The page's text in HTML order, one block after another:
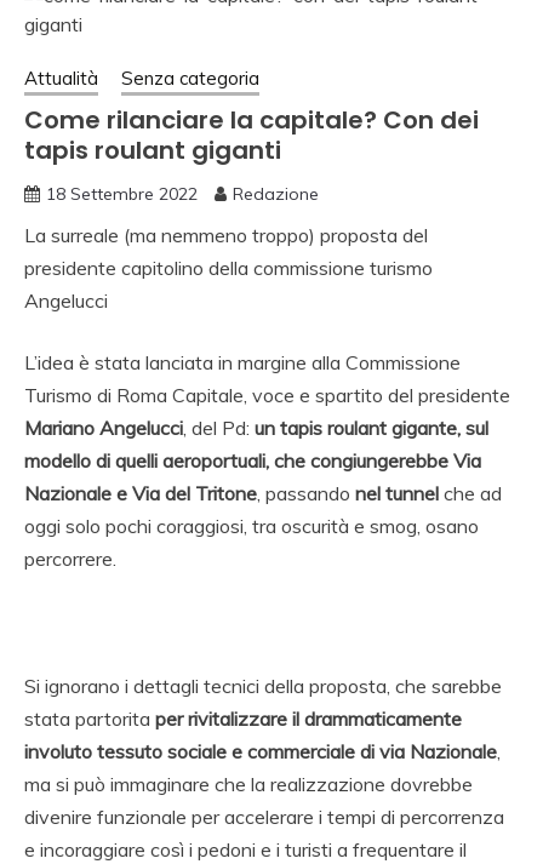
Attualità Senza categoria
Come rilanciare la capitale? Con dei
tapis roulant giganti
18 Settembre 2022 Redazione
La surreale (ma nemmeno troppo) proposta del
presidente capitolino della commissione turismo
Angelucci
L’idea è stata lanciata in margine alla Commissione
Turismo di Roma Capitale, voce e spartito del presidente
Mariano Angelucci, del Pd: un tapis roulant gigante, sul
modello di quelli aeroportuali, che congiungerebbe Via
Nazionale e Via del Tritone, passando nel tunnel che ad
oggi solo pochi coraggiosi, tra oscurità e smog, osano
percorrere.
Si ignorano i dettagli tecnici della proposta, che sarebbe
stata partorita per rivitalizzare il drammaticamente
involuto tessuto sociale e commerciale di via Nazionale,
ma si può immaginare che la realizzazione dovrebbe
divenire funzionale per accelerare i tempi di percorrenza
e incoraggiare così i pedoni e i turisti a frequentare il